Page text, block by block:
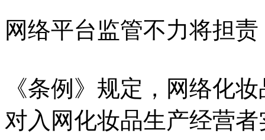
网络平台监管不力将担责
《条例》规定，网络化
对入网化妆品生产经营